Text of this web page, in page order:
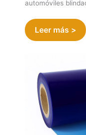
automóviles
Leer más >